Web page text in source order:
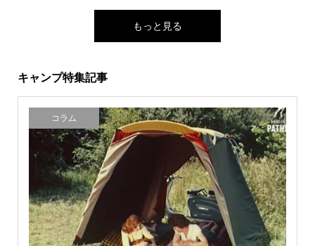
もっと見る
キャンプ特集記事
コラム